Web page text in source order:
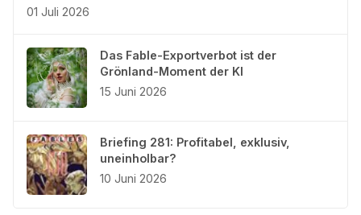
01 Juli 2026
Das Fable-Exportverbot ist der
Grönland-Moment der KI
15 Juni 2026
Briefing 281: Profitabel, exklusiv,
uneinholbar?
10 Juni 2026